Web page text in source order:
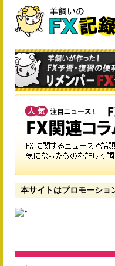
本サイトはプロモーショ